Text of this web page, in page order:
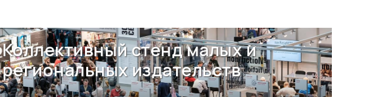
Коллективный стенд малых и
региональных издательств